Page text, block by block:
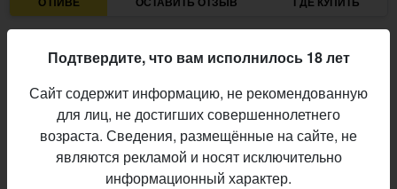
Пивоварня:
Алкоголь:
6,5%
Производство:
постоянный выпуск
Оценка:
3.437
Подтвердите, что вам исполнилось 18 лет
Сайт содержит информацию, не рекомендованную
для лиц, не достигших совершеннолетнего
возраста. Сведения, размещённые на сайте, не
являются рекламой и носят исключительно
информационный характер.